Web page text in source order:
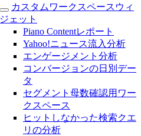
カスタムワークスペースウィ
ジェット
Piano Contentレポート
Yahoo!ニュース流入分析
エンゲージメント分析
コンバージョンの日別デー
タ
セグメント母数確認用ワー
クスペース
ヒットしなかった検索クエ
リの分析